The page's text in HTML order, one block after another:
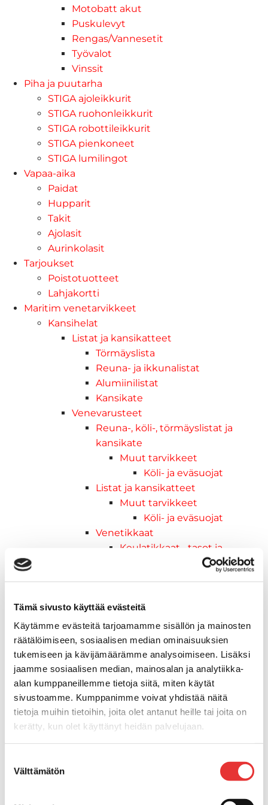
Tämä sivusto käyttää evästeitä
Käytämme evästeitä tarjoamamme sisällön ja mainosten
räätälöimiseen, sosiaalisen median ominaisuuksien
tukemiseen ja kävijämäärämme analysoimiseen. Lisäksi
jaamme sosiaalisen median, mainosalan ja analytiikka-
alan kumppaneillemme tietoja siitä, miten käytät
sivustoamme. Kumppanimme voivat yhdistää näitä
tietoja muihin tietoihin, joita olet antanut heille tai joita on
kerätty, kun olet käyttänyt heidän palvelujaan.
valinta
Välttämätön
Motobatt akut
Puskulevyt
Rengas/Vannesetit
Työvalot
Vinssit
Piha ja puutarha
STIGA ajoleikkurit
STIGA ruohonleikkurit
STIGA robottileikkurit
STIGA pienkoneet
STIGA lumilingot
Vapaa-aika
Paidat
Hupparit
Takit
Ajolasit
Aurinkolasit
Tarjoukset
Poistotuotteet
Lahjakortti
Maritim venetarvikkeet
Kansihelat
Listat ja kansikatteet
Törmäyslista
Reuna- ja ikkunalistat
Alumiinilistat
Kansikate
Venevarusteet
Reuna-, köli-, törmäyslistat ja
kansikate
Muut tarvikkeet
Köli- ja eväsuojat
Listat ja kansikatteet
Muut tarvikkeet
Köli- ja eväsuojat
Venetikkaat
Keulatikkaat, -tasot ja
Kaide- ja kuomuhelat
Muut tarvikkeet
Kaidevaijerit, -verkot ja
päätehelat
Keulatikkaat, -tasot ja
varusteet
Keulakaiteet ja
kaidepylväät
Kansiluukut, ikkunat ja verhot
Luukut, hyttysverkot ja